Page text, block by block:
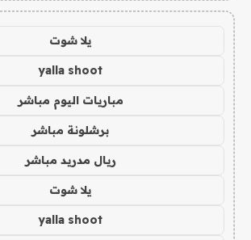
يلا شوت
yalla shoot
مباريات اليوم مباشر
برشلونة مباشر
ريال مدريد مباشر
يلا شوت
yalla shoot